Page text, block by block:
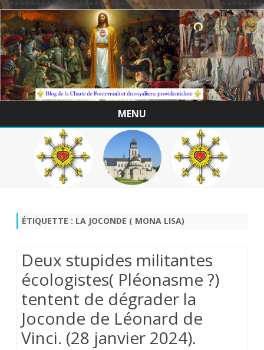
/
MENU
Skip
to
content
ÉTIQUETTE : LA JOCONDE ( MONA LISA)
Deux stupides militantes
écologistes( Pléonasme ?)
tentent de dégrader la
Joconde de Léonard de
Vinci. (28 janvier 2024).